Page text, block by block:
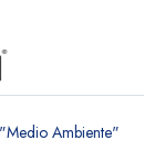
Ambiente"